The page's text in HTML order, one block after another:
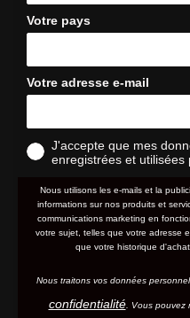
Votre pays
Votre adresse e-mail
J'accepte que mes
enregistrées et
Nous utilisons les e-mails et la
informations sur nos produits et
communications marketing en
votre sujet, telles que votre adresse
que votre historique
Nous traitons vos données
confidentialité. Vous pouvez